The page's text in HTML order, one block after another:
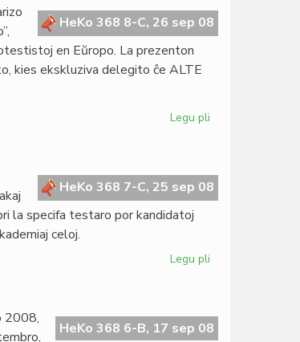
ekster
KEFR
HeKo 368 8-C, 26 sep 08
en Eŭropo. La prezenton
kies ekskluziva delegito ĉe ALTE
Legu pli
ALTE
HeKo 368 7-C, 25 sep 08
la specifa testaro por kandidatoj
celoj.
Legu pli
de
HeKo 368 6-B, 17 sep 08
2008,